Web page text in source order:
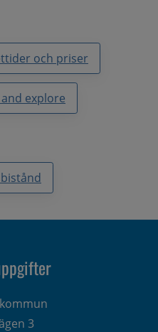
och priser
explore
3